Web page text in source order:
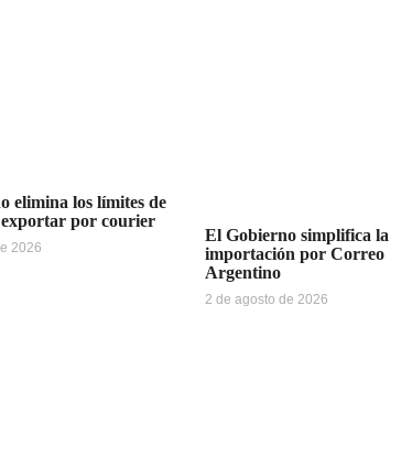
elimina los límites de
por courier
2026
El Gobierno simplifica la
importación por Correo
Argentino
2 de agosto de 2026